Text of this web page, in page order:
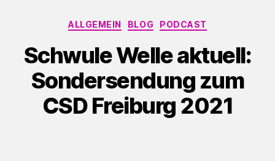
Kategorien
ALLGEMEIN BLOG PODCAST
Schwule Welle aktuell:
Sondersendung zum
CSD Freiburg 2021